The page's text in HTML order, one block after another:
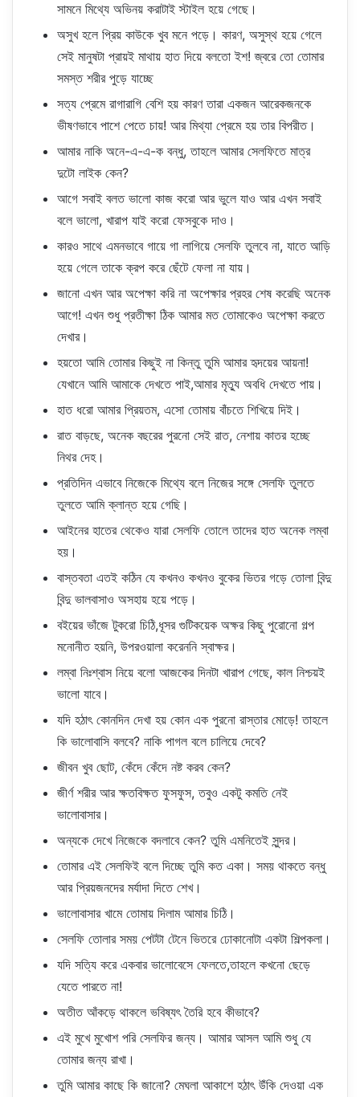
সামনে মিথ্যে অভিনয় করাটাই স্টাইল হয়ে গেছে।
অসুখ হলে প্রিয় কাউকে খুব মনে পড়ে। কারণ, অসুস্থ হয়ে গেলে
সেই মানুষটা প্রায়ই মাথায় হাত দিয়ে বলতো ইশ! জ্বরে তো তোমার
সমস্ত শরীর পুড়ে যাচ্ছে
সত্য প্রেমে রাগারাগি বেশি হয় কারণ তারা একজন আরেকজনকে
ভীষণভাবে পাশে পেতে চায়! আর মিথ্যা প্রেমে হয় তার বিপরীত।
আমার নাকি অনে-এ-এ-ক বন্ধু, তাহলে আমার সেলফিতে মাত্র
দুটো লাইক কেন?
আগে সবাই বলত ভালো কাজ করো আর ভুলে যাও আর এখন সবাই
বলে ভালো, খারাপ যাই করো ফেসবুকে দাও।
কারও সাথে এমনভাবে গায়ে গা লাগিয়ে সেলফি তুলবে না, যাতে আড়ি
হয়ে গেলে তাকে ক্রপ করে ছেঁটে ফেলা না যায়।
জানো এখন আর অপেক্ষা করি না অপেক্ষার প্রহর শেষ করেছি অনেক
আগে! এখন শুধু প্রতীক্ষা ঠিক আমার মত তোমাকেও অপেক্ষা করতে
দেখার।
হয়তো আমি তোমার কিছুই না কিন্তু তুমি আমার হৃদয়ের আয়না!
যেখানে আমি আমাকে দেখতে পাই,আমার মৃত্যু অবধি দেখতে পায়।
হাত ধরো আমার প্রিয়তম, এসো তোমায় বাঁচতে শিখিয়ে দিই।
রাত বাড়ছে, অনেক বছরের পুরনো সেই রাত, নেশায় কাতর হচ্ছে
নিথর দেহ।
প্রতিদিন এভাবে নিজেকে মিথ্যে বলে নিজের সঙ্গে সেলফি তুলতে
তুলতে আমি ক্লান্ত হয়ে গেছি।
আইনের হাতের থেকেও যারা সেলফি তোলে তাদের হাত অনেক লম্বা
হয়।
বাস্তবতা এতই কঠিন যে কখনও কখনও বুকের ভিতর গড়ে তোলা বিন্দু
বিন্দু ভালবাসাও অসহায় হয়ে পড়ে।
বইয়ের ভাঁজে টুকরো চিঠি,ধূসর গুটিকয়েক অক্ষর কিছু পুরোনো গল্প
মনোনীত হয়নি, উপরওয়ালা করেননি স্বাক্ষর।
লম্বা নিঃশ্বাস নিয়ে বলো আজকের দিনটা খারাপ গেছে, কাল নিশ্চয়ই
ভালো যাবে।
যদি হঠাৎ কোনদিন দেখা হয় কোন এক পুরনো রাস্তার মোড়ে! তাহলে
কি ভালোবাসি বলবে? নাকি পাগল বলে চালিয়ে দেবে?
জীবন খুব ছোট, কেঁদে কেঁদে নষ্ট করব কেন?
জীর্ণ শরীর আর ক্ষতবিক্ষত ফুসফুস, তবুও একটু কমতি নেই
ভালোবাসার।
অন্যকে দেখে নিজেকে বদলাবে কেন? তুমি এমনিতেই সুন্দর।
তোমার এই সেলফিই বলে দিচ্ছে তুমি কত একা। সময় থাকতে বন্ধু
আর প্রিয়জনদের মর্যাদা দিতে শেখ।
ভালোবাসার খামে তোমায় দিলাম আমার চিঠি।
সেলফি তোলার সময় পেটটা টেনে ভিতরে ঢোকানোটা একটা শিল্পকলা।
যদি সত্যি করে একবার ভালোবেসে ফেলতে,তাহলে কখনো ছেড়ে
যেতে পারতে না!
অতীত আঁকড়ে থাকলে ভবিষ্যৎ তৈরি হবে কীভাবে?
এই মুখে মুখোশ পরি সেলফির জন্য। আমার আসল আমি শুধু যে
তোমার জন্য রাখা।
তুমি আমার কাছে কি জানো? মেঘলা আকাশে হঠাৎ উঁকি দেওয়া এক